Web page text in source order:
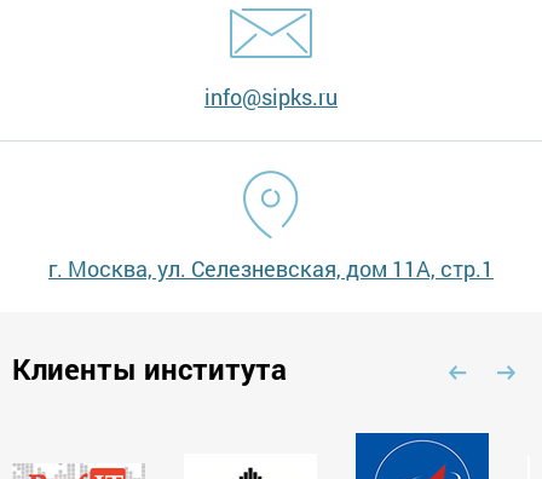
info@sipks.ru
г. Москва, ул. Селезневская, дом 11А, стр.1
Клиенты института